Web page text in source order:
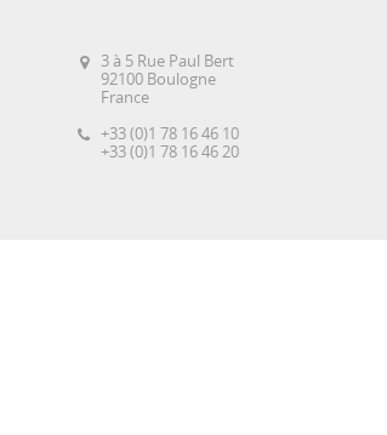
3 à 5 Rue Paul Bert
92100 Boulogne
France
+33 (0)1 78 16 46 10
+33 (0)1 78 16 46 20